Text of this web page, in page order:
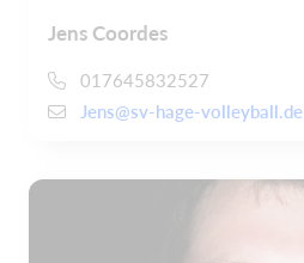
Jens Coordes
017645832527
Jens@sv-hage-volleyball.de